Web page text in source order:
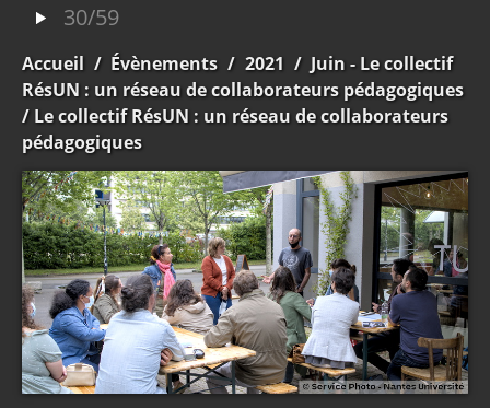
30/59
Accueil / Évènements / 2021 / Juin - Le collectif
RésUN : un réseau de collaborateurs pédagogiques
/ Le collectif RésUN : un réseau de collaborateurs
pédagogiques